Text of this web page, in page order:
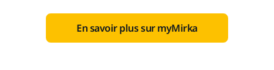
En savoir plus sur myMirka